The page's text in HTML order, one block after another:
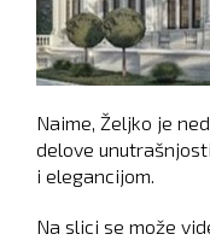
Naime, Željko je
delove
i elegancijom.
Na slici se može